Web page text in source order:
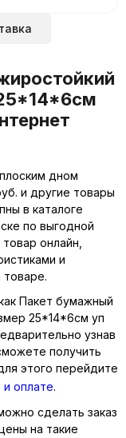
дном
и другие товары
в каталоге
по выгодной
онлайн,
и
Пакет бумажный
25*14*6см уп
узнав
получить
этого перейдите
и оплате.
сделать заказ
на такие